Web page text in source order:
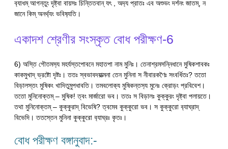
ব‍্যাধম্ আগন্তুং দৃষ্ট্বা বায়সঃ চিন্তিতবান্ যৎ , অদ‍্য প্রাতঃ এব অশুভং দর্শনং জাতম্, ন
জানে কিম্ অনর্থ‍্যং ভবিষ‍্যতি।
একাদশ শ্রেণীর সংস্কৃত বোধ পরীক্ষণ-6
6) অস্তি গৌতমস‍্য মহর্যস্তপোবনে মহাতপা নাম মুনিঃ। তেনাশ্রমসন্নিধানে মুষিকশাবকঃ
কাকমুখাদ্ ভ্রষ্টো দৃষ্টঃ। ততঃ স্বভাবদয়াত্মনা তেন মুনিনা স নীবারকণৈঃ সংবর্ধিতঃ? ততো
বিড়ালস্তং মুষিকং খাদিতুমুপধাবতি। তমবলোক‍্য মুষিকন্তস‍্য মুনেঃ ক্রোড়ং প্রবিবেশ।
ততো মুনিনোক্তম্ – মুষিক! ত্বং মার্জারো ভব। ততঃ স বিড়ালঃ কুক্কুরং দৃষ্ট্বা পলায়তে।
তথা মুনিনোক্তম্ – কুক্কুরাদ্ বিভেষি? ত্বমেব কুক্কুরো ভব। স কুক্কুরো ব‍্যাঘ্রাদ্
বিভেদি। ততস্তেন মুনিনা কুক্কুরো ব‍্যাঘ্রঃ কৃতঃ।
বোধ পরীক্ষণ বঙ্গানুবাদ:-